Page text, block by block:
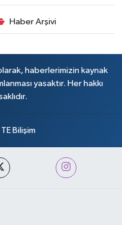
Haber Arşivi
haberlerimizin kaynak
yasaktır. Her hakkı
TE Bilişim